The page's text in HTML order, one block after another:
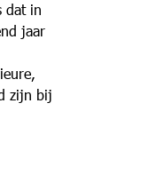
dat in
jaar
zijn bij